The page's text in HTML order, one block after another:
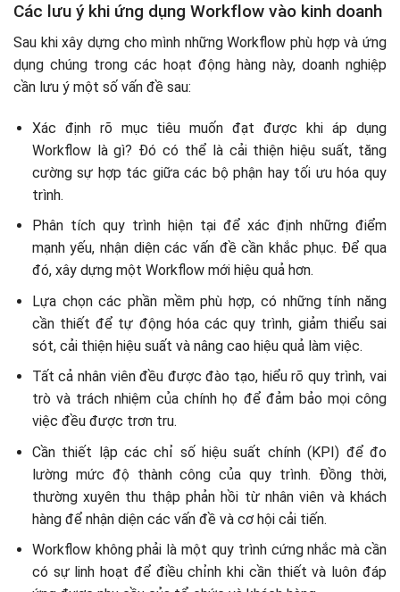
Các lưu ý khi ứng dụng Workflow vào kinh doanh
Sau khi xây dựng cho mình những Workflow phù hợp và ứng
dụng chúng trong các hoạt động hàng này, doanh nghiệp
cần lưu ý một số vấn đề sau:
Xác định rõ mục tiêu muốn đạt được khi áp dụng
Workflow là gì? Đó có thể là cải thiện hiệu suất, tăng
cường sự hợp tác giữa các bộ phận hay tối ưu hóa quy
trình.
Phân tích quy trình hiện tại để xác định những điểm
mạnh yếu, nhận diện các vấn đề cần khắc phục. Để qua
đó, xây dựng một Workflow mới hiệu quả hơn.
Lựa chọn các phần mềm phù hợp, có những tính năng
cần thiết để tự động hóa các quy trình, giảm thiểu sai
sót, cải thiện hiệu suất và nâng cao hiệu quả làm việc.
Tất cả nhân viên đều được đào tạo, hiểu rõ quy trình, vai
trò và trách nhiệm của chính họ để đảm bảo mọi công
việc đều được trơn tru.
Cần thiết lập các chỉ số hiệu suất chính (KPI) để đo
lường mức độ thành công của quy trình. Đồng thời,
thường xuyên thu thập phản hồi từ nhân viên và khách
hàng để nhận diện các vấn đề và cơ hội cải tiến.
Workflow không phải là một quy trình cứng nhắc mà cần
có sự linh hoạt để điều chỉnh khi cần thiết và luôn đáp